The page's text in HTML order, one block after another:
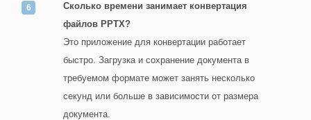
Сколько времени занимает конвертация
файлов PPTX?
Это приложение для конвертации работает
быстро. Загрузка и сохранение документа в
требуемом формате может занять несколько
секунд или больше в зависимости от размера
документа.